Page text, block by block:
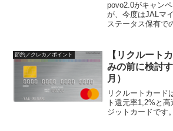
povo2.0がキャン
が、今度はJALマ
ステータス保有で
をデータトッピ
テータス保...
節約／クレカ／ポイント
【リクルート
みの前に検討
月）
リクルートカード
ト還元率1,2%と
ジットカードです